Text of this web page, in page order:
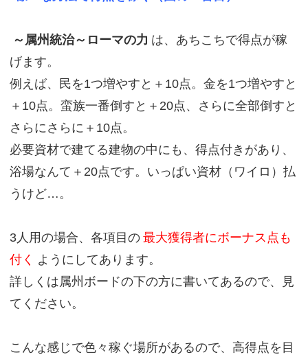
～属州統治～ローマの力 は、あちこちで得点が稼
げます。
例えば、民を1つ増やすと＋10点。金を1つ増やすと
＋10点。蛮族一番倒すと＋20点、さらに全部倒すと
さらにさらに＋10点。
必要資材で建てる建物の中にも、得点付きがあり、
浴場なんて＋20点です。いっぱい資材（ワイロ）払
うけど…。
3人用の場合、各項目の 最大獲得者にボーナス点も
付く ようにしてあります。
詳しくは属州ボードの下の方に書いてあるので、見
てください。
こんな感じで色々稼ぐ場所があるので、高得点を目